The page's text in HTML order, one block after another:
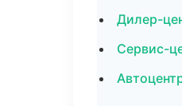
Дилер-
Сервис-